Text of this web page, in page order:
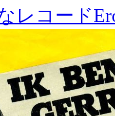
レコード